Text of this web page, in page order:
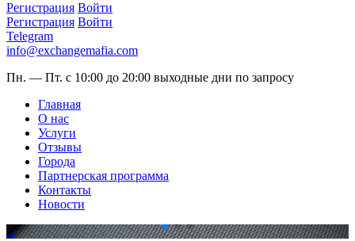
Регистрация Войти
Регистрация Войти
Telegram
info@exchangemafia.com
Пн. — Пт. с 10:00 до 20:00 выходные дни по запросу
Главная
О нас
Услуги
Отзывы
Города
Партнерская программа
Контакты
Новости
. .